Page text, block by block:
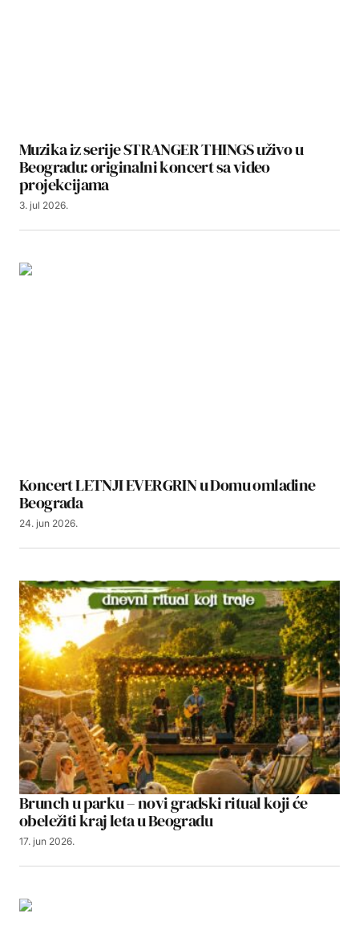
Muzika iz serije STRANGER THINGS uživo u
Beogradu: originalni koncert sa video
projekcijama
3. jul 2026.
Koncert LETNJI EVERGRIN u Domu omladine
Beograda
24. jun 2026.
Brunch u parku – novi gradski ritual koji će
obeležiti kraj leta u Beogradu
17. jun 2026.